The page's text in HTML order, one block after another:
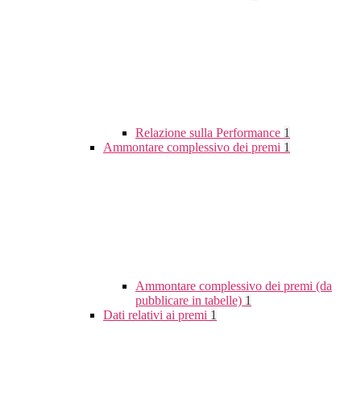
Relazione sulla Performance 1
Ammontare complessivo dei premi 1
Ammontare complessivo dei premi (da
pubblicare in tabelle) 1
Dati relativi ai premi 1